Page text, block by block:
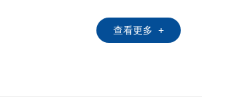
查看更多 +